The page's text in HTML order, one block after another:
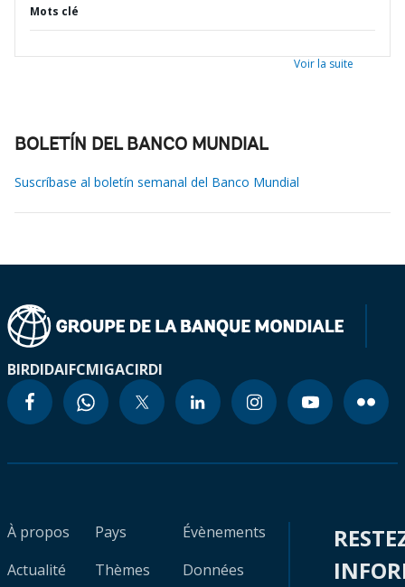
Mots clé
Voir la suite
BOLETÍN DEL BANCO MUNDIAL
Suscríbase al boletín semanal del Banco Mundial
BIRDIDAIFCMIGACIRDI
À propos
Actualité
Pays
Thèmes
Évènements
Données